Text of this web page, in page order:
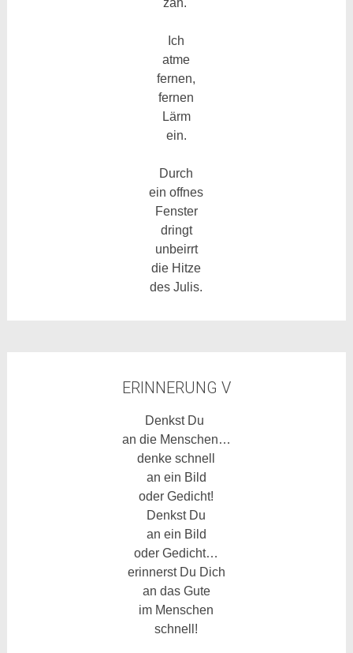
zäh.
Ich
atme
fernen,
fernen
Lärm
ein.
Durch
ein offnes
Fenster
dringt
unbeirrt
die Hitze
des Julis.
ERINNERUNG V
Denkst Du
an die Menschen…
denke schnell
an ein Bild
oder Gedicht!
Denkst Du
an ein Bild
oder Gedicht…
erinnerst Du Dich
an das Gute
im Menschen
schnell!